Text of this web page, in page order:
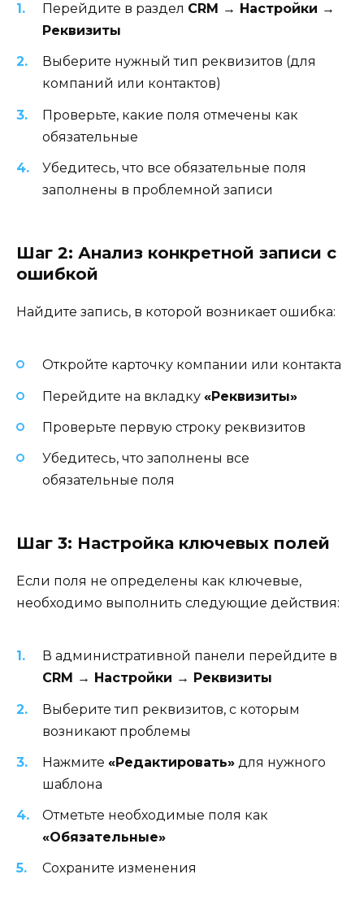
Перейдите в раздел CRM → Настройки →
Реквизиты
Выберите нужный тип реквизитов (для
компаний или контактов)
Проверьте, какие поля отмечены как
обязательные
Убедитесь, что все обязательные поля
заполнены в проблемной записи
Шаг 2: Анализ конкретной записи с
ошибкой
Найдите запись, в которой возникает ошибка:
Откройте карточку компании или контакта
Перейдите на вкладку «Реквизиты»
Проверьте первую строку реквизитов
Убедитесь, что заполнены все
обязательные поля
Шаг 3: Настройка ключевых полей
Если поля не определены как ключевые,
необходимо выполнить следующие действия:
В административной панели перейдите в
CRM → Настройки → Реквизиты
Выберите тип реквизитов, с которым
возникают проблемы
Нажмите «Редактировать» для нужного
шаблона
Отметьте необходимые поля как
«Обязательные»
Сохраните изменения